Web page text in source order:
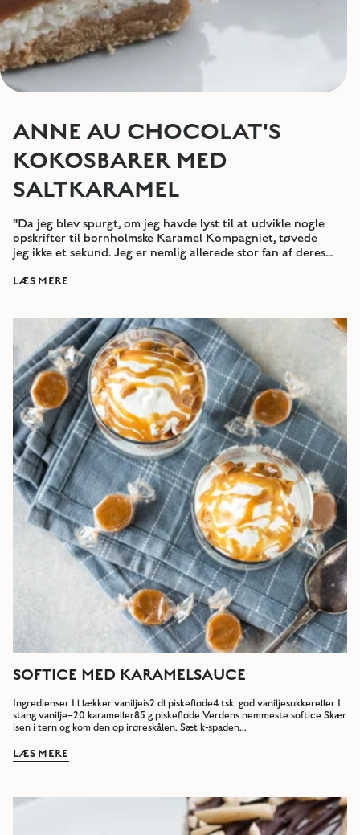
ANNE AU CHOCOLAT'S
KOKOSBARER MED
SALTKARAMEL
"Da jeg blev spurgt, om jeg havde lyst til at udvikle nogle
opskrifter til bornholmske Karamel Kompagniet, tøvede
jeg ikke et sekund. Jeg er nemlig allerede stor fan af deres...
LÆS MERE
SOFTICE MED KARAMELSAUCE
Ingredienser 1 l lækker vaniljeis2 dl piskefløde4 tsk. god vaniljesukkereller 1
stang vanilje–20 karameller85 g piskefløde Verdens nemmeste softice Skær
isen i tern og kom den op irøreskålen. Sæt k-spaden...
LÆS MERE